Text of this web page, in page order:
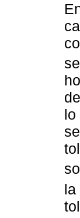
lo
la